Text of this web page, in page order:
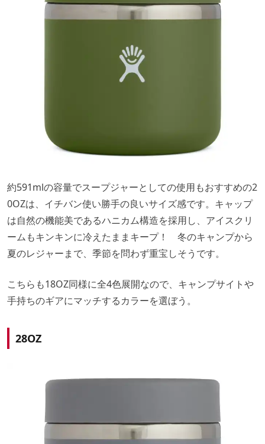
約591mlの容量でスープジャーとしての使用もおすすめの2
0OZは、イチバン使い勝手の良いサイズ感です。キャップ
は自然の機能美であるハニカム構造を採用し、アイスクリ
ームもキンキンに冷えたままキープ！ 冬のキャンプから
夏のレジャーまで、季節を問わず重宝しそうです。
こちらも18OZ同様に全4色展開なので、キャンプサイトや
手持ちのギアにマッチするカラーを選ぼう。
28OZ